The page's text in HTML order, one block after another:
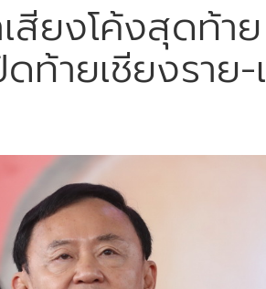
ยงโค้งสุดท้า
ท้ายเชียงราย-